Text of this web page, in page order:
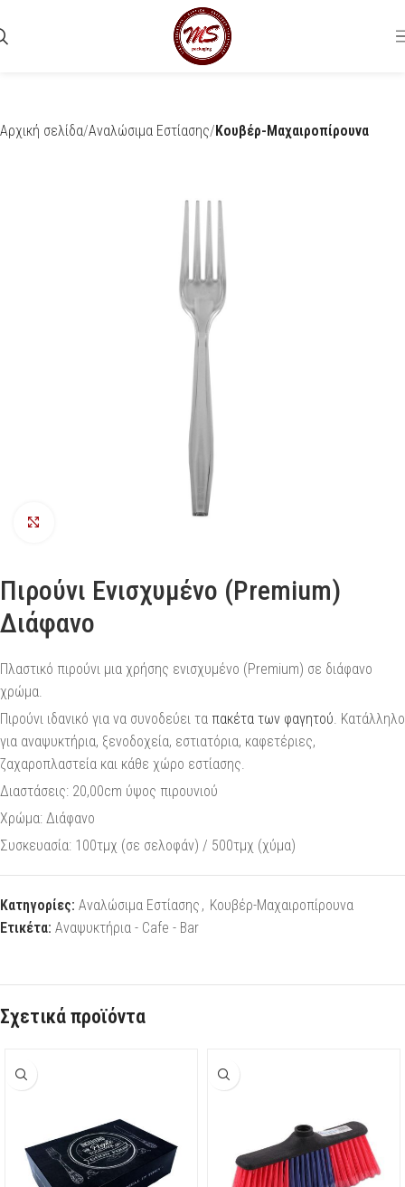
Αρχική σελίδα Αναλώσιμα Εστίασης Κουβέρ-Μαχαιροπίρουνα
Πιρούνι Ενισχυμένο (Premium)
Διάφανο
Πλαστικό πιρούνι μια χρήσης ενισχυμένο (Premium) σε διάφανο
χρώμα.
Πιρούνι ιδανικό για να συνοδεύει τα πακέτα των φαγητού. Κατάλληλο
για αναψυκτήρια, ξενοδοχεία, εστιατόρια, καφετέριες,
ζαχαροπλαστεία και κάθε χώρο εστίασης.
Διαστάσεις: 20,00cm ύψος πιρουνιού
Χρώμα: Διάφανο
Συσκευασία: 100τμχ (σε σελοφάν) / 500τμχ (χύμα)
Κατηγορίες: Αναλώσιμα Εστίασης , Κουβέρ-Μαχαιροπίρουνα
Ετικέτα: Αναψυκτήρια - Cafe - Bar
Σχετικά προϊόντα